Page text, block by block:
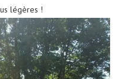
légères !